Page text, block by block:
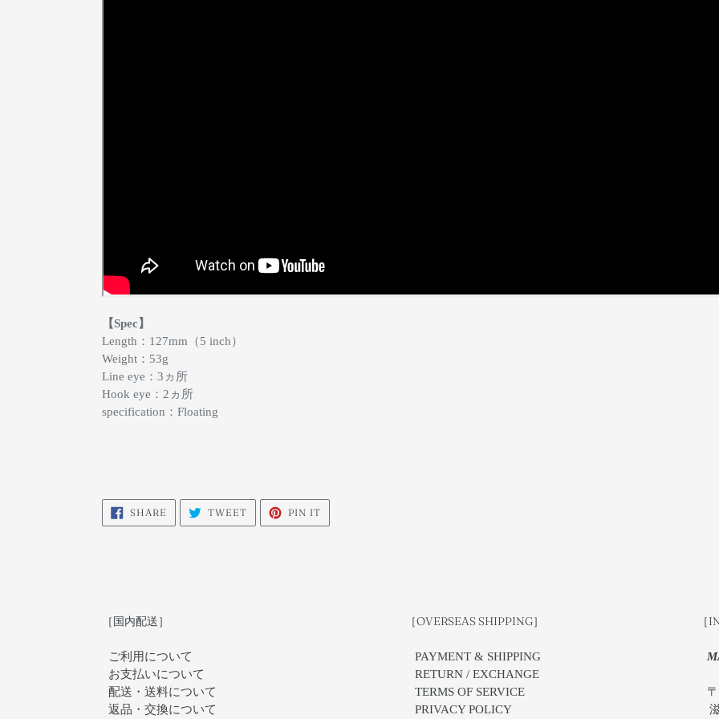
【Spec】
Length：127mm（5 inch）
Weight：53g
Line eye：3ヵ所
Hook eye：2ヵ所
specification：Floating
SHARE SHARE
FACEBOOK
TWEETTWEET
TWITTER
PIN IT
PINTEREST
［国内配送］
ご利用について
お支払いについて
配送・送料について
返品・交換について
［OVERSEAS SHIPPING］
PAYMENT & SHIPPING
RETURN / EXCHANGE
TERMS OF SERVICE
PRIVACY POLICY
［
〒
滋